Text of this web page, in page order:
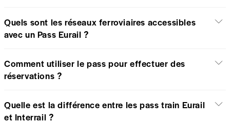
Quels sont les réseaux ferroviaires accessibles
avec un Pass Eurail ?
Comment utiliser le pass pour effectuer des
réservations ?
Quelle est la différence entre les pass train Eurail
et Interrail ?